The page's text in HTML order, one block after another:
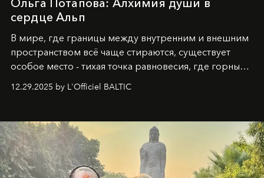
сердце Альп
В мире, где границы между внутренним и внешним
пространством всё чаще стираются, существует
особое место - тихая точка равновесия, где горные
глубинами человеческой души. Здесь, на стыке
Ольга Потапова - женщина, чей путь от поиска
истины превратился в искусство превращения
человеческих кризисов в возможности для
возрождения.
12.29.2025 by L'Officiel BALTIC